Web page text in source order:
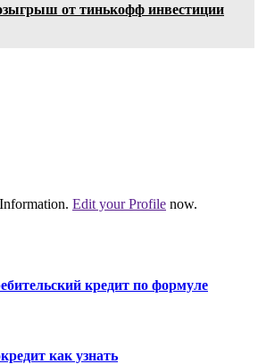
от тинькофф инвестиции
Edit your Profile now.
кредит по формуле
как узнать